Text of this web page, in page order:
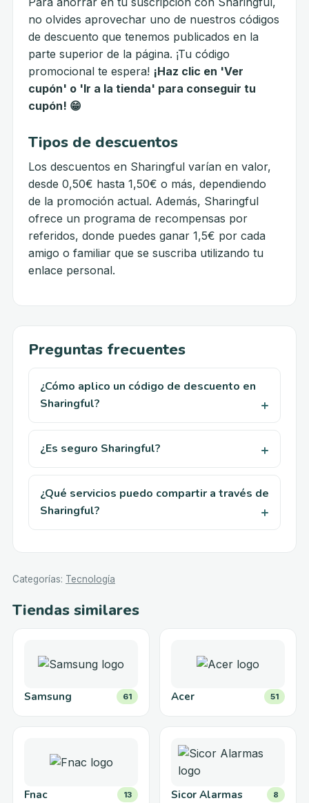
no olvides aprovechar uno de nuestros códigos
de descuento que tenemos publicados en la
parte superior de la página. ¡Tu código
promocional te espera! ¡Haz clic en 'Ver
cupón' o 'Ir a la tienda' para conseguir tu
cupón! 😁
Tipos de descuentos
Los descuentos en Sharingful varían en valor,
desde 0,50€ hasta 1,50€ o más, dependiendo
de la promoción actual. Además, Sharingful
ofrece un programa de recompensas por
referidos, donde puedes ganar 1,5€ por cada
amigo o familiar que se suscriba utilizando tu
enlace personal.
Preguntas frecuentes
¿Cómo aplico un código de descuento en
Sharingful?
¿Es seguro Sharingful?
¿Qué servicios puedo compartir a través de
Sharingful?
Categorías: Tecnología
Tiendas similares
Samsung 61 Acer 51
Fnac 13 Sicor Alarmas 8